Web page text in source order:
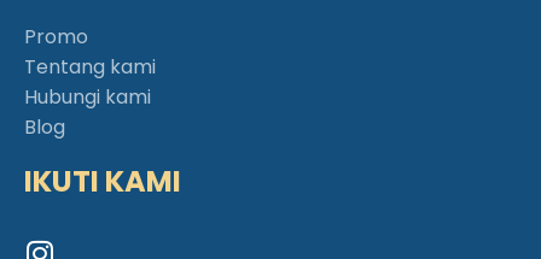
Promo
Tentang kami
Hubungi kami
Blog
IKUTI KAMI